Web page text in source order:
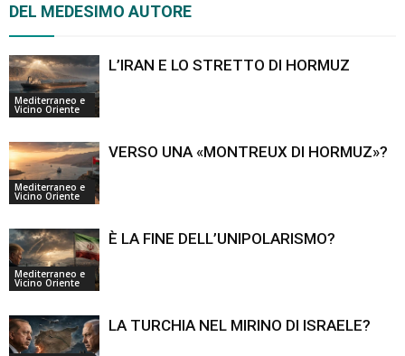
DEL MEDESIMO AUTORE
Mediterraneo e
Vicino Oriente
L’IRAN E LO STRETTO DI HORMUZ
Mediterraneo e
Vicino Oriente
VERSO UNA «MONTREUX DI HORMUZ»?
Mediterraneo e
Vicino Oriente
È LA FINE DELL’UNIPOLARISMO?
LA TURCHIA NEL MIRINO DI ISRAELE?